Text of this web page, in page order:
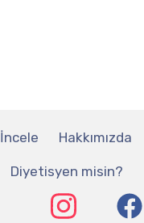
İncele Hakkımızda
Diyetisyen misin?